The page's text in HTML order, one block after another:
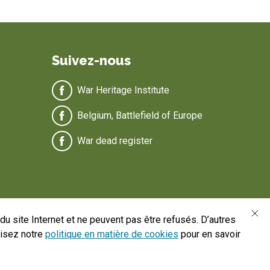
site Internet et ne peuvent pas être refusés. D’autres
notre politique en matière de cookies pour en savoir
Suivez-nous
War Heritage Institute
Belgium, Battlefield of Europe
War dead register